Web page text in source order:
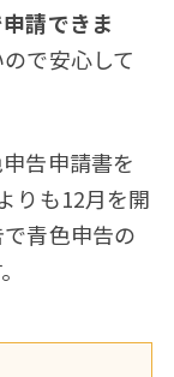
請できま
で安心して
告申請書を
りも12月を開
青色申告の